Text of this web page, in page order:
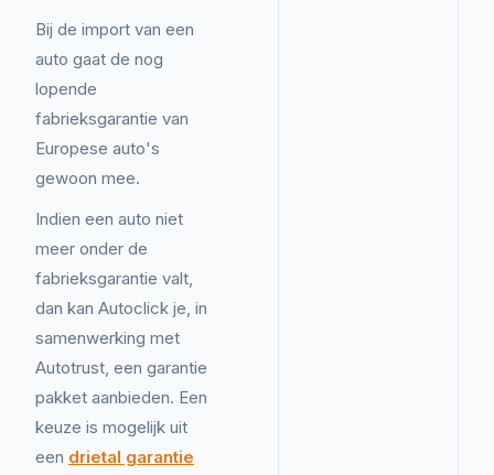
Bij de import van een
auto gaat de nog
lopende
fabrieksgarantie van
Europese auto's
gewoon mee.
Indien een auto niet
meer onder de
fabrieksgarantie valt,
dan kan Autoclick je, in
samenwerking met
Autotrust, een garantie
pakket aanbieden. Een
keuze is mogelijk uit
een drietal garantie